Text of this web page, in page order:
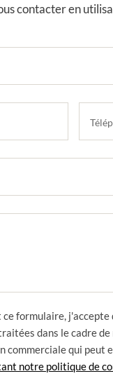
contacter en
formulaire, j'accepte
dans le cadre de
commerciale qui peut
notre politique de